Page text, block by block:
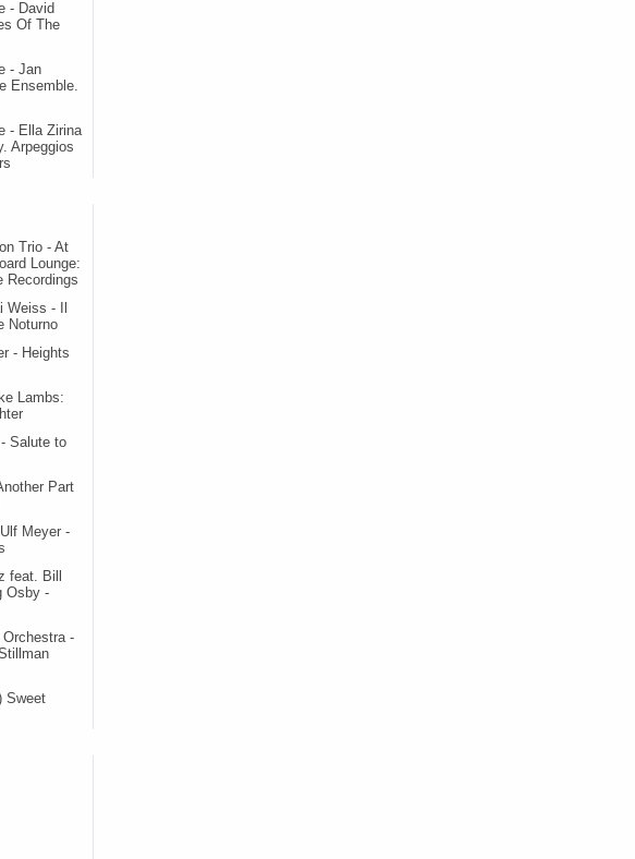
- David
Of The
- Jan
Ensemble.
- Ella Zirina
Arpeggios
Trio - At
Lounge:
Recordings
Weiss - Il
Noturno
- Heights
Lambs:
Salute to
Part
Meyer -
feat. Bill
Osby -
-
Sweet